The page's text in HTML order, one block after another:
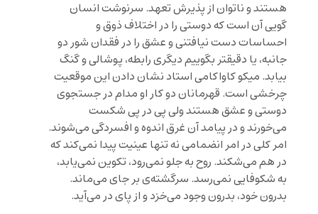
هستند و ناتوان از پذیرش تعهد. سرنوشت انسان
گویی آن است که دوستی را در اختلاف ذوق و
احساسات دست نیافتنی و عشق را در فقدان شور دو
جانبه، یا دقیقتر بگوییم دیگری رابطه، پوشالی و گنگ
بیابد. میکو کاواکامی استاد نشان دادن این موقعیت
چرخشی است. قهرمانان دو کار او مدام در جستجوی
دوستی و عشق هستند ولی پی در پی شکست
می‌خورند و در پیامد آن غرق اندوه و افسردگی می‌شوند.
امر کلی در امر انضمامی نه تنها عینیت پیدا نمی‌کند که
در هم می‌شکند. روح به جلو نمی‌رود، تکوین نمی‌یابد،
به شکوفایی نمی‌رسد. سرگشته‌ی بر جای می‌ماند.
بدرون خود، بدرون وجود می‌خزد و از پای در می‌آید.